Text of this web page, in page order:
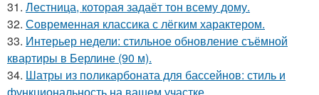
31. Лестница, которая задаёт тон всему дому.
32. Современная классика с лёгким характером.
33. Интерьер недели: стильное обновление съёмной
квартиры в Берлине (90 м).
34. Шатры из поликарбоната для бассейнов: стиль и
функциональность на вашем участке